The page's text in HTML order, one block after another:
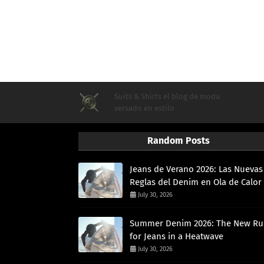
Suits & Shirts el blog de moda
versado en estilo
Random Posts
Jeans de Verano 2026: Las Nuevas
Reglas del Denim en Ola de Calor
July 30, 2026
Summer Denim 2026: The New
for Jeans in a Heatwave
July 30, 2026